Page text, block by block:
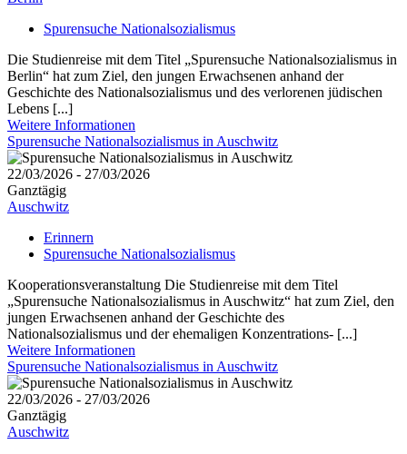
Spurensuche Nationalsozialismus
Die Studienreise mit dem Titel „Spurensuche Nationalsozialismus in
Berlin“ hat zum Ziel, den jungen Erwachsenen anhand der
Geschichte des Nationalsozialismus und des verlorenen jüdischen
Lebens [...]
Weitere Informationen
Spurensuche Nationalsozialismus in Auschwitz
22/03/2026 - 27/03/2026
Ganztägig
Auschwitz
Erinnern
Spurensuche Nationalsozialismus
Kooperationsveranstaltung Die Studienreise mit dem Titel
„Spurensuche Nationalsozialismus in Auschwitz“ hat zum Ziel, den
jungen Erwachsenen anhand der Geschichte des
Nationalsozialismus und der ehemaligen Konzentrations- [...]
Weitere Informationen
Spurensuche Nationalsozialismus in Auschwitz
22/03/2026 - 27/03/2026
Ganztägig
Auschwitz